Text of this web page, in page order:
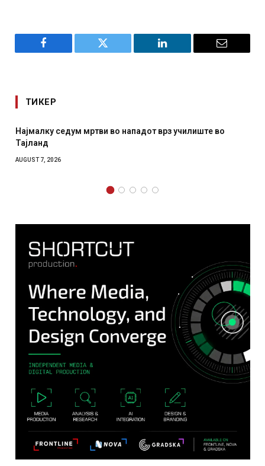
Facebook Twitter LinkedIn Email
ТИКЕР
Најмалку седум мртви во нападот врз училиште во
Тајланд
AUGUST 7, 2026